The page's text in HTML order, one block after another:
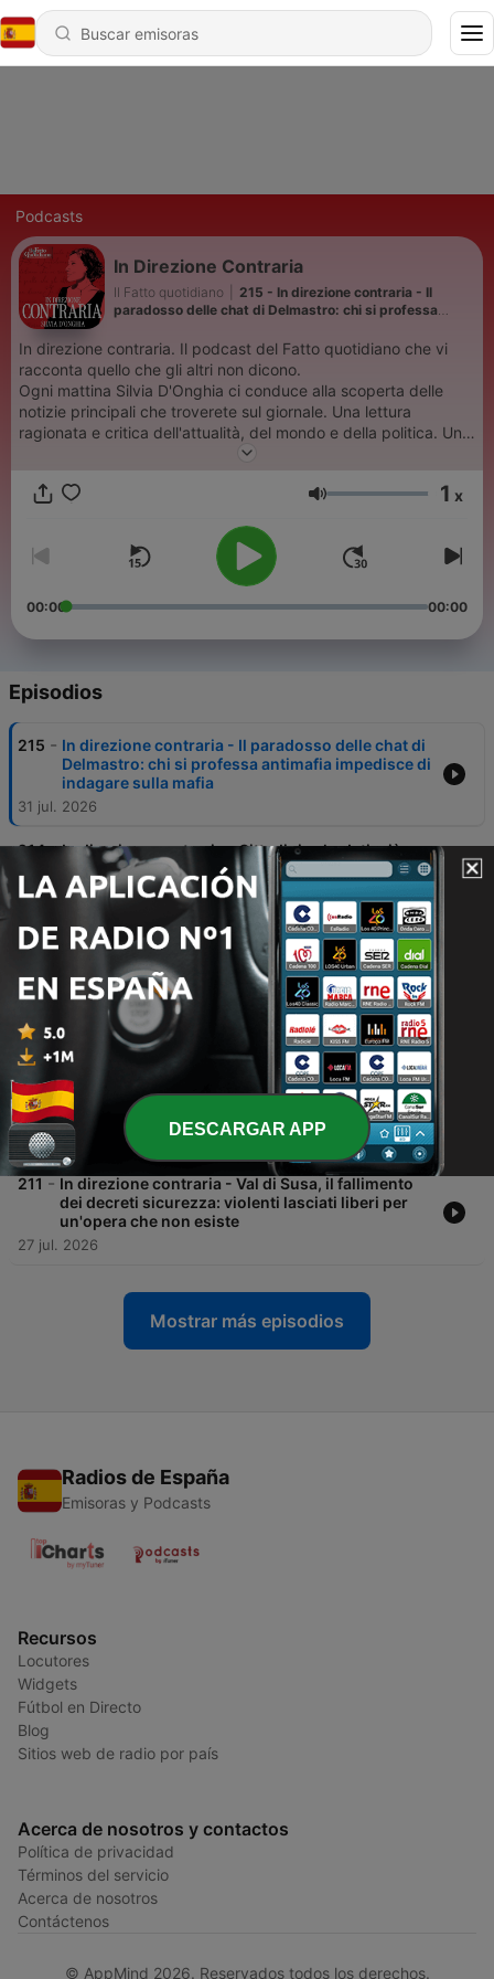
Podcasts
In Direzione Contraria
Il Fatto quotidiano
215 - In direzione contraria - Il
paradosso delle chat di Delmastro: chi si professa
In direzione contraria. Il podcast del Fatto quotidiano che vi
racconta quello che gli altri non dicono.
Ogni mattina Silvia D'Onghia ci conduce alla scoperta delle
notizie principali che troverete sul giornale. Una lettura
ragionata e critica dell'attualità, del mondo e della politica. Una
voce sempre in direzione contraria.
Volumen 1 x
00:00 00:00
Episodios
215 - In direzione contraria - Il paradosso delle chat di
Delmastro: chi si professa antimafia impedisce di
indagare sulla mafia
31 jul. 2026
214 - In direzione contraria - Cittadini schedati, più
poteri alla Polizia: i nuovi provvedimenti
orwelliani del governo Meloni
213 -
In direzione contraria - L'allarme dei magistrati:
"La mafia compra droni dal mercato nero
ucraino". Ma Crosetto parla di armi come
medicine
29 jul. 2026
212 - In direzione contraria - Caro carburanti,
l'elemosina del governo sul diesel: sconticino
per 7 giorni. Calcio, Picierno batte Pirlo
28 jul. 2026
211 - In direzione contraria - Val di Susa, il fallimento
dei decreti sicurezza: violenti lasciati liberi per
un'opera che non esiste
27 jul. 2026
Mostrar más episodios
Radios de España
Emisoras y Podcasts
Recursos
Locutores
Widgets
Fútbol en Directo
Blog
Sitios web de radio por país
Acerca de nosotros y contactos
Política de privacidad
Términos del servicio
Acerca de nosotros
Contáctenos
© AppMind 2026. Reservados todos los derechos.
DESCARGAR APP